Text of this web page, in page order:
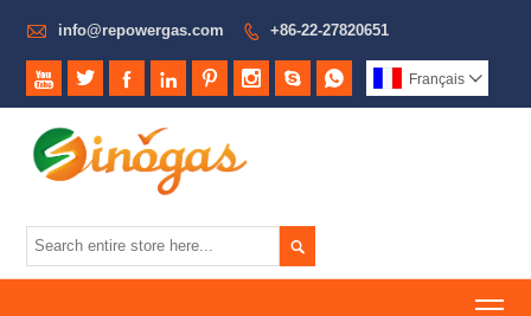
 info@repowergas.com  +86-22-27820651
        Français 
